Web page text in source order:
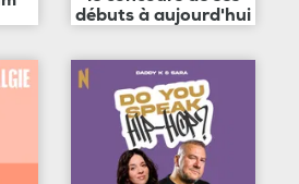
débuts à aujourd'hui